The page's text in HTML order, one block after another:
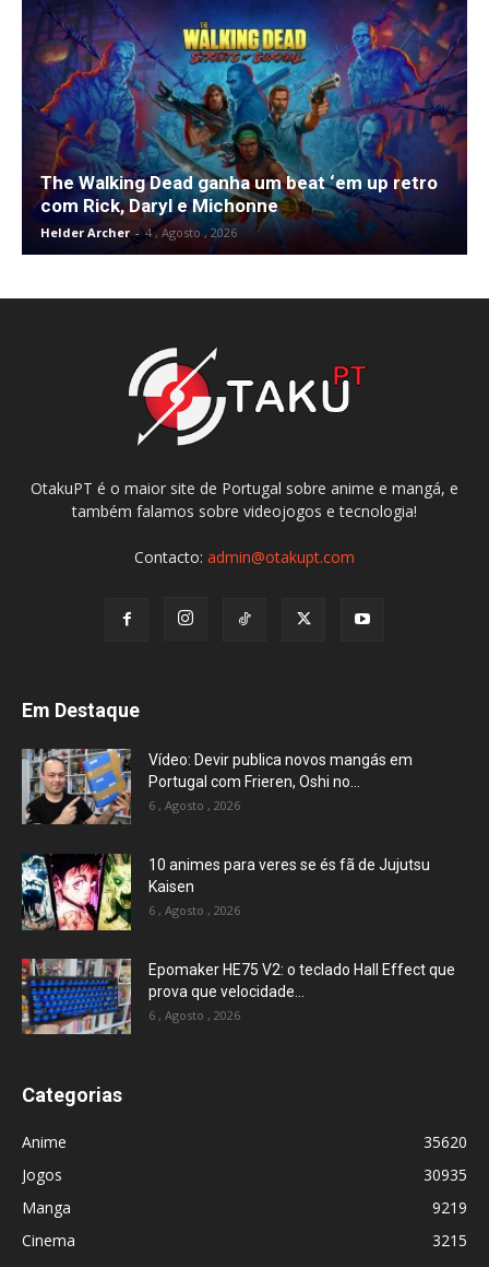
The Walking Dead ganha um beat ‘em up retro
com Rick, Daryl e Michonne
Helder Archer - 4 , Agosto , 2026
OtakuPT é o maior site de Portugal sobre anime e mangá, e
também falamos sobre videojogos e tecnologia!
Contacto: admin@otakupt.com
Em Destaque
Vídeo: Devir publica novos mangás em
Portugal com Frieren, Oshi no...
6 , Agosto , 2026
10 animes para veres se és fã de Jujutsu
Kaisen
6 , Agosto , 2026
Epomaker HE75 V2: o teclado Hall Effect que
prova que velocidade...
6 , Agosto , 2026
Categorias
Anime
35620
Jogos
30935
Manga
9219
Cinema
3215